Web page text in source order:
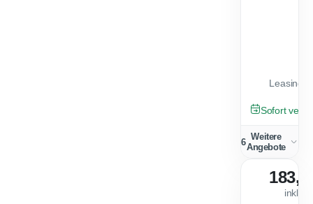
GEBRAUCHT
Sofort
6 Weitere
Angebote
inkl.